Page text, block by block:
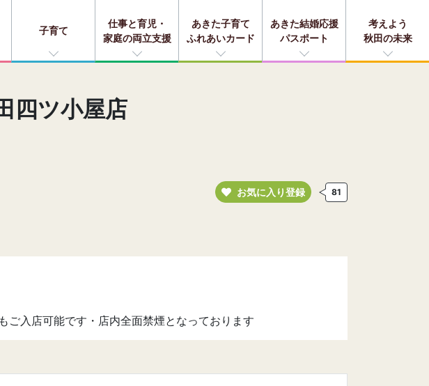
子育て
仕事と育児・
家庭の両立支援
あきた子育て
ふれあいカード
あきた結婚応援
パスポート
考えよう
秋田の未来
四ツ小屋店
お気に入り登録 81
ご入店可能です・店内全面禁煙となっております